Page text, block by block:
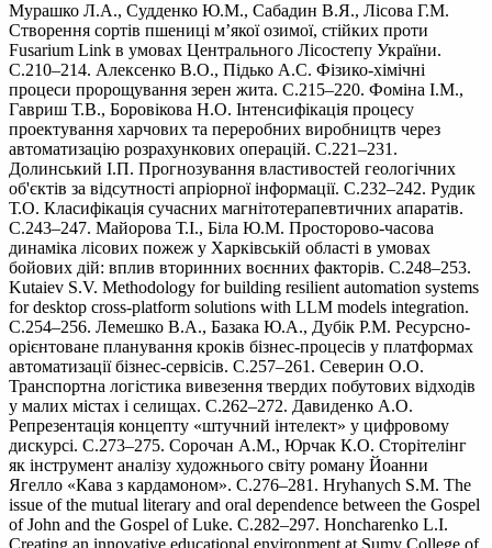
Мурашко Л.А., Судденко Ю.М., Сабадин В.Я., Лісова Г.М.
Створення сортів пшениці м’якої озимої, стійких проти
Fusarium Link в умовах Центрального Лісостепу України.
С.210–214. Алексенко В.О., Підько А.С. Фізико-хімічні
процеси пророщування зерен жита. С.215–220. Фоміна І.М.,
Гавриш Т.В., Боровікова Н.О. Інтенсифікація процесу
проектування харчових та переробних виробництв через
автоматизацію розрахункових операцій. С.221–231.
Долинський І.П. Прогнозування властивостей геологічних
об'єктів за відсутності апріорної інформації. С.232–242. Рудик
Т.О. Класифікація сучасних магнітотерапевтичних апаратів.
С.243–247. Майорова Т.І., Біла Ю.М. Просторово-часова
динаміка лісових пожеж у Харківській області в умовах
бойових дій: вплив вторинних воєнних факторів. С.248–253.
Kutaiev S.V. Methodology for building resilient automation systems
for desktop cross-platform solutions with LLM models integration.
С.254–256. Лемешко В.А., Базака Ю.А., Дубік Р.М. Ресурсно-
орієнтоване планування кроків бізнес-процесів у платформах
автоматизації бізнес-сервісів. С.257–261. Северин О.О.
Транспортна логістика вивезення твердих побутових відходів
у малих містах і селищах. С.262–272. Давиденко А.О.
Репрезентація концепту «штучний інтелект» у цифровому
дискурсі. С.273–275. Сорочан А.М., Юрчак К.О. Сторітелінг
як інструмент аналізу художнього світу роману Йоанни
Ягелло «Кава з кардамоном». С.276–281. Hryhanych S.M. The
issue of the mutual literary and oral dependence between the Gospel
of John and the Gospel of Luke. С.282–297. Honcharenko L.I.
Creating an innovative educational environment at Sumy College of